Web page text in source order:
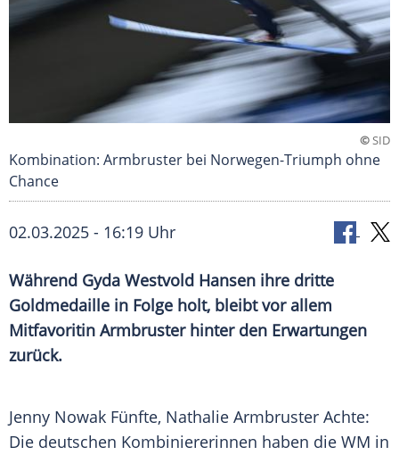
©SID
Kombination: Armbruster bei Norwegen-Triumph ohne
Chance
02.03.2025 - 16:19 Uhr
Während Gyda Westvold Hansen ihre dritte
Goldmedaille in Folge holt, bleibt vor allem
Mitfavoritin Armbruster hinter den Erwartungen
zurück.
Jenny Nowak Fünfte, Nathalie Armbruster Achte:
Die deutschen Kombiniererinnen haben die WM in